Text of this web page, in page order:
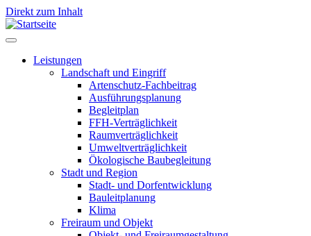
Direkt zum Inhalt
Leistungen
Leistungen
Landschaft und Eingriff
Artenschutz-Fachbeitrag
Ausführungsplanung
Begleitplan
FFH-Verträglichkeit
Raumverträglichkeit
Umweltverträglichkeit
Ökologische Baubegleitung
Stadt und Region
Stadt- und Dorfentwicklung
Bauleitplanung
Klima
Freiraum und Objekt